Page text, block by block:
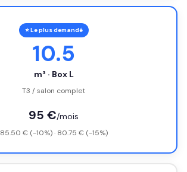
⭐ Le plus demandé
10.5
m³ · Box L
T3 / salon complet
95 €/mois
85.50 € (-10%) · 80.75 € (-15%)